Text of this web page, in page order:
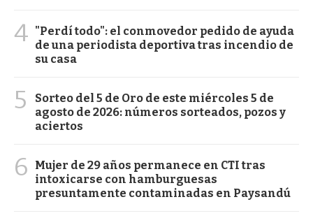
4 "Perdí todo": el conmovedor pedido de ayuda
de una periodista deportiva tras incendio de
su casa
5
Sorteo del 5 de Oro de este miércoles 5 de
agosto de 2026: números sorteados, pozos y
aciertos
6
Mujer de 29 años permanece en CTI tras
intoxicarse con hamburguesas
presuntamente contaminadas en Paysandú